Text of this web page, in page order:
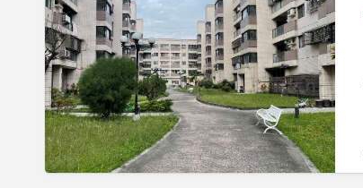
南
區
東
興
路
一
段
格
里
拉
3
房
2
廳
2